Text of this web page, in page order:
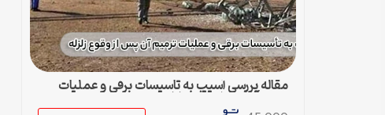
مقاله بررسی آسيب به تاسيسات برقي و عمليات
ترميم آن پس از وقوع زلزله